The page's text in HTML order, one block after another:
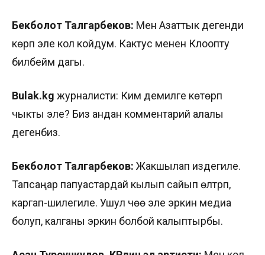
Бекболот Талгарбеков: Мен Азаттык дегенди
көрүп эле кол койдум. Кактус менен Клоопту
билбейм дагы.
Bulak.kg журналисти: Ким демилге көтөрүп
чыкты эле? Биз андан комментарий алалы
дегенбиз.
Бекболот Талгарбеков: Жакшылап издегиле.
Тапсаңар папуастардай кылып сайып өлтүрүп,
каргап-шилегиле. Ушул үчөө эле эркин медиа
болуп, калганы эркин болбой калыптырбы.